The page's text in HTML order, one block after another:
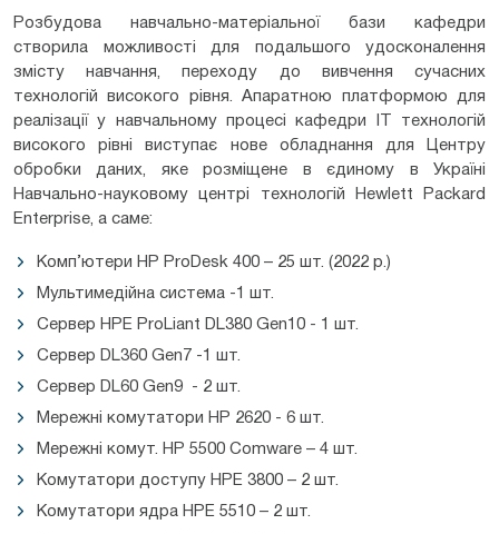
Розбудова навчально-матеріальної бази кафедри
створила можливості для подальшого удосконалення
змісту навчання, переходу до вивчення сучасних
технологій високого рівня. Апаратною платформою для
реалізації у навчальному процесі кафедри ІТ технологій
високого рівні виступає нове обладнання для Центру
обробки даних, яке розміщене в єдиному в Україні
Навчально-науковому центрі технологій Hewlett Packard
Enterprise, а саме:
Комп’ютери НР ProDesk 400 – 25 шт. (2022 р.)
Мультимедійна система -1 шт.
Сервер HPE ProLiant DL380 Gen10 - 1 шт.
Сервер DL360 Gen7 -1 шт.
Сервер DL60 Gen9 - 2 шт.
Мережні комутатори НР 2620 - 6 шт.
Мережні комут. НР 5500 Comware – 4 шт.
Комутатори доступу НРЕ 3800 – 2 шт.
Комутатори ядра НРЕ 5510 – 2 шт.